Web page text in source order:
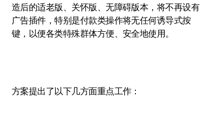
造后的适老版、关怀版、无障碍版本，将不再设有
广告插件，特别是付款类操作将无任何诱导式按
键，以便各类特殊群体方便、安全地使用。
方案提出了以下几方面重点工作：